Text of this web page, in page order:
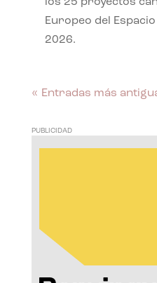
Europeo del
2026.
« Entradas más
PUBLICIDAD